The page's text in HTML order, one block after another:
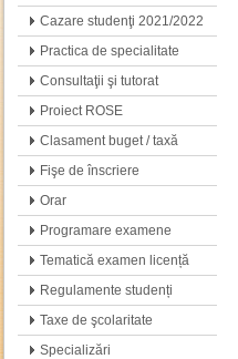
Cazare studenţi 2021/2022
Practica de specialitate
Consultaţii şi tutorat
Proiect ROSE
Clasament buget / taxă
Fişe de înscriere
Orar
Programare examene
Tematică examen licență
Regulamente studenți
Taxe de şcolaritate
Specializări